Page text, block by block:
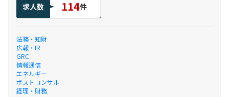
求人数 114件
法務・知財
広報・IR
GRC
情報通信
エネルギー
ポストコンサル
経理・財務